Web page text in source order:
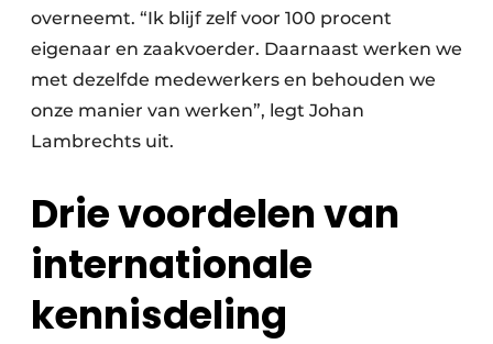
overneemt. “Ik blijf zelf voor 100 procent
eigenaar en zaakvoerder. Daarnaast werken we
met dezelfde medewerkers en behouden we
onze manier van werken”, legt Johan
Lambrechts uit.
Drie voordelen van
internationale
kennisdeling